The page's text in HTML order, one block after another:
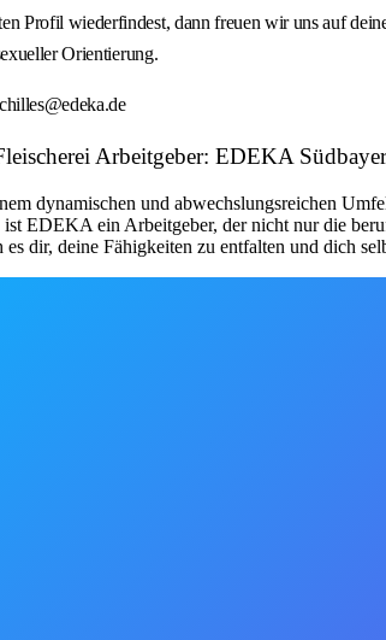
Profil wiederfindest, dann freuen wir uns auf
Orientierung.
Arbeitgeber: EDEKA
dynamischen und abwechslungsreichen
EDEKA ein Arbeitgeber, der nicht nur die
dir, deine Fähigkeiten zu entfalten und dich